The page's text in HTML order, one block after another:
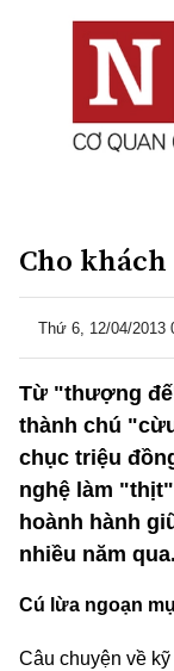
Cho
Thứ 6, 12/04/2013
Từ "thượng
thành chú
chục triệu
nghệ làm
hoành hành
nhiều năm qua.
Cú lừa ngoạn
Câu chuyện về